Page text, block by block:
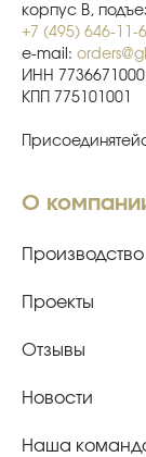
корпус В,
+7 (495) 646-11-
e-mail:
ИНН 7736671000
КПП 775101001
О
Производство
Проекты
Отзывы
Новости
Наша